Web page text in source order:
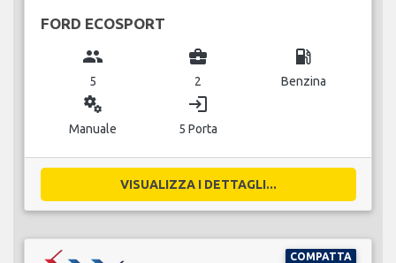
FORD ECOSPORT
group
5
business_center
2
local_gas_station
Benzina
miscellaneous_services
Manuale
login
5 Porta
VISUALIZZA I DETTAGLI...
COMPATTA